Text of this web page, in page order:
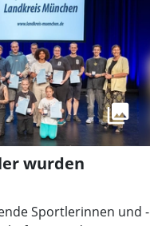
wurden
Sportlerinnen und -